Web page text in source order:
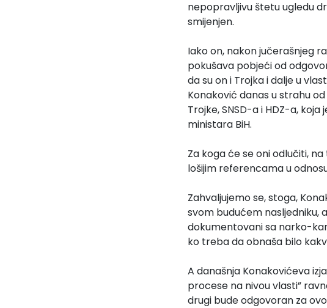
nepopravljivu štetu ugledu
smijenjen.
Iako on, nakon jučerašnjeg
pokušava pobjeći od
da su on i Trojka i dalje u
Konaković danas u strahu
Trojke, SNSD-a i HDZ-a,
ministara BiH.
Za koga će se oni odlučiti,
lošijim referencama u
Zahvaljujemo se, stoga,
svom budućem nasljedniku,
dokumentovani sa narko-
ko treba da obnaša bilo
A današnja Konakovićeva
procese na nivou vlasti”
drugi bude odgovoran za